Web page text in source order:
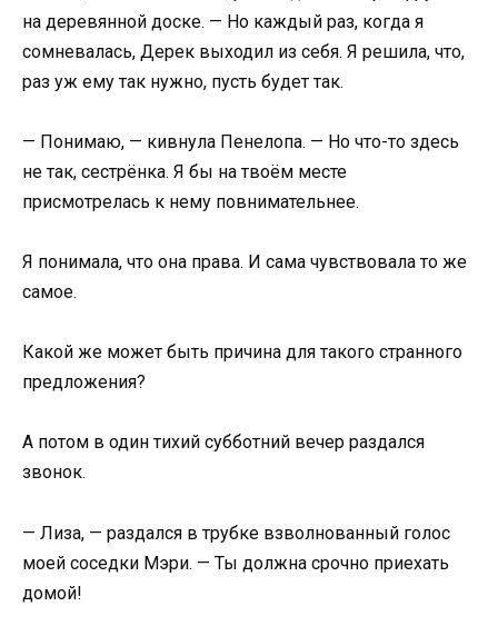
на деревянной доске. — Но каждый раз, когда я
сомневалась, Дерек выходил из себя. Я решила, что,
раз уж ему так нужно, пусть будет так.
— Понимаю, — кивнула Пенелопа. — Но что-то здесь
не так, сестрёнка. Я бы на твоём месте
присмотрелась к нему повнимательнее.
Я понимала, что она права. И сама чувствовала то же
самое.
Какой же может быть причина для такого странного
предложения?
А потом в один тихий субботний вечер раздался
звонок.
— Лиза, — раздался в трубке взволнованный голос
моей соседки Мэри. — Ты должна срочно приехать
домой!